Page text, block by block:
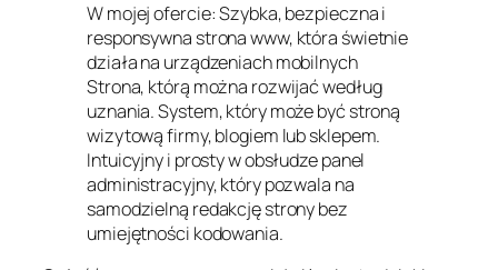
W mojej ofercie: Szybka, bezpieczna i
responsywna strona www, która świetnie
działa na urządzeniach mobilnych
Strona, którą można rozwijać według
uznania. System, który może być stroną
wizytową firmy, blogiem lub sklepem.
Intuicyjny i prosty w obsłudze panel
administracyjny, który pozwala na
samodzielną redakcję strony bez
umiejętności kodowania.